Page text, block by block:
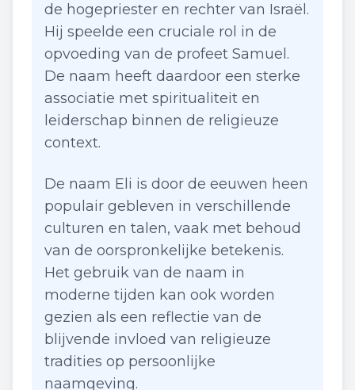
de hogepriester en rechter van Israël.
Hij speelde een cruciale rol in de
opvoeding van de profeet Samuel.
De naam heeft daardoor een sterke
associatie met spiritualiteit en
leiderschap binnen de religieuze
context.
De naam Eli is door de eeuwen heen
populair gebleven in verschillende
culturen en talen, vaak met behoud
van de oorspronkelijke betekenis.
Het gebruik van de naam in
moderne tijden kan ook worden
gezien als een reflectie van de
blijvende invloed van religieuze
tradities op persoonlijke
naamgeving.